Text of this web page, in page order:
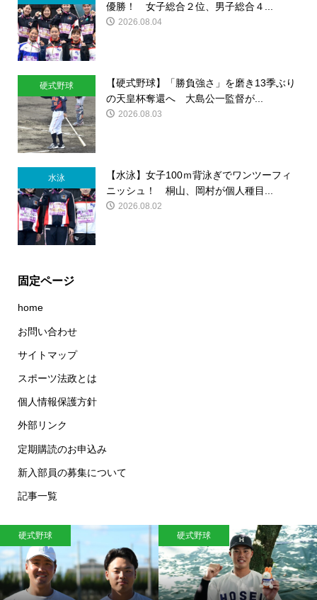
優勝！ 女子総合２位、男子総合４...
2026.08.04
硬式野球
【硬式野球】「勝負強さ」を磨き13季ぶり
の天皇杯奪還へ 大島公一監督が...
2026.08.03
水泳
【水泳】女子100ｍ背泳ぎでワンツーフィ
ニッシュ！ 桐山、岡村が個人種目...
2026.08.02
固定ページ
home
お問い合わせ
サイトマップ
スポーツ法政とは
個人情報保護方針
外部リンク
定期購読のお申込み
新入部員の募集について
記事一覧
硬式野球 硬式野球